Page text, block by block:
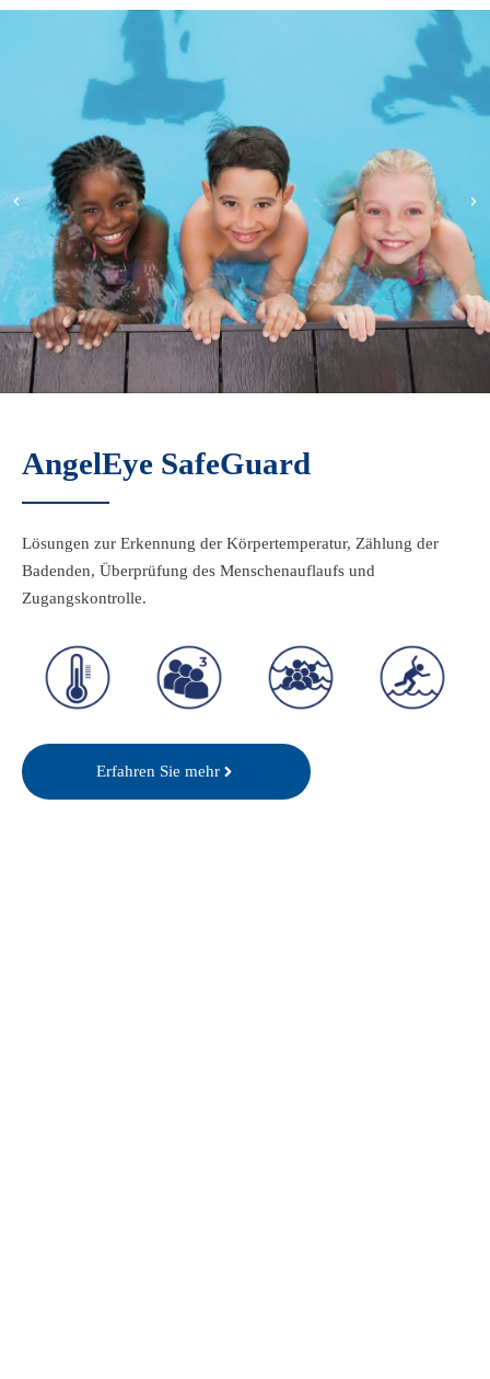
Maximale Sicherheit
für öffentliche Schwimmbäder.
Erfahren Sie mehr
AngelEye SafeGuard
Lösungen zur Erkennung der Körpertemperatur, Zählung der
Badenden, Überprüfung des Menschenauflaufs und
Zugangskontrolle.
Thermal
Screening
Density
Control
Distancing
Control
Access
Control
Erfahren Sie mehr